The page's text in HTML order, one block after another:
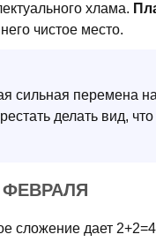
хлама.
чистое место.
сильная перемена
делать вид,
сложение дает